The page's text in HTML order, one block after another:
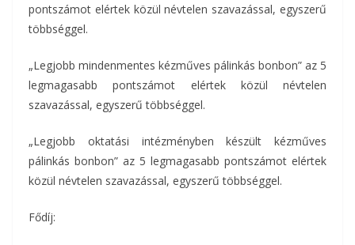
pontszámot elértek közül névtelen szavazással, egyszerű
többséggel.
„Legjobb mindenmentes kézműves pálinkás bonbon” az 5
legmagasabb pontszámot elértek közül névtelen
szavazással, egyszerű többséggel.
„Legjobb oktatási intézményben készült kézműves
pálinkás bonbon” az 5 legmagasabb pontszámot elértek
közül névtelen szavazással, egyszerű többséggel.
Fődíj: